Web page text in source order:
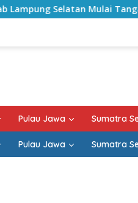
Tangani Jalan RA Basyid,
Pulau Jawa Sumatra
Pulau Jawa Sumatra